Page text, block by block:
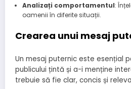
Analizați comportamentul:
oamenii în diferite situații.
Crearea unui mesaj
Un mesaj puternic este esențial
publicului țintă și a-i menține
trebuie să fie clar, concis și